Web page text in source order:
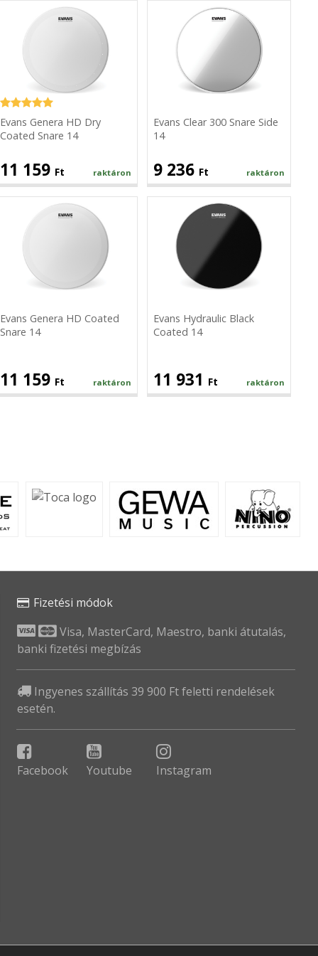
Coated
Snare
14
Evans Genera HD Dry
Coated Snare 14
11 159 Ft raktáron
Snare
Evans Clear 300 Snare Side
14
9 236 Ft raktáron
Coated
Evans Genera HD Coated
Snare 14
11 159 Ft raktáron
Hydraulic
Coated
Evans Hydraulic Black
Coated 14
11 931 Ft raktáron
Fizetési módok
Visa, MasterCard, Maestro, banki átutalás,
banki fizetési megbízás
Ingyenes szállítás 39 900 Ft feletti rendelések
esetén.
Facebook Youtube Instagram